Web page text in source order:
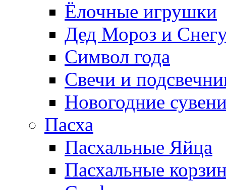
Ёлочные игрушки
Дед Мороз и
Символ года
Свечи и
Новогодние
Пасха
Пасхальные Яйца
Пасхальные